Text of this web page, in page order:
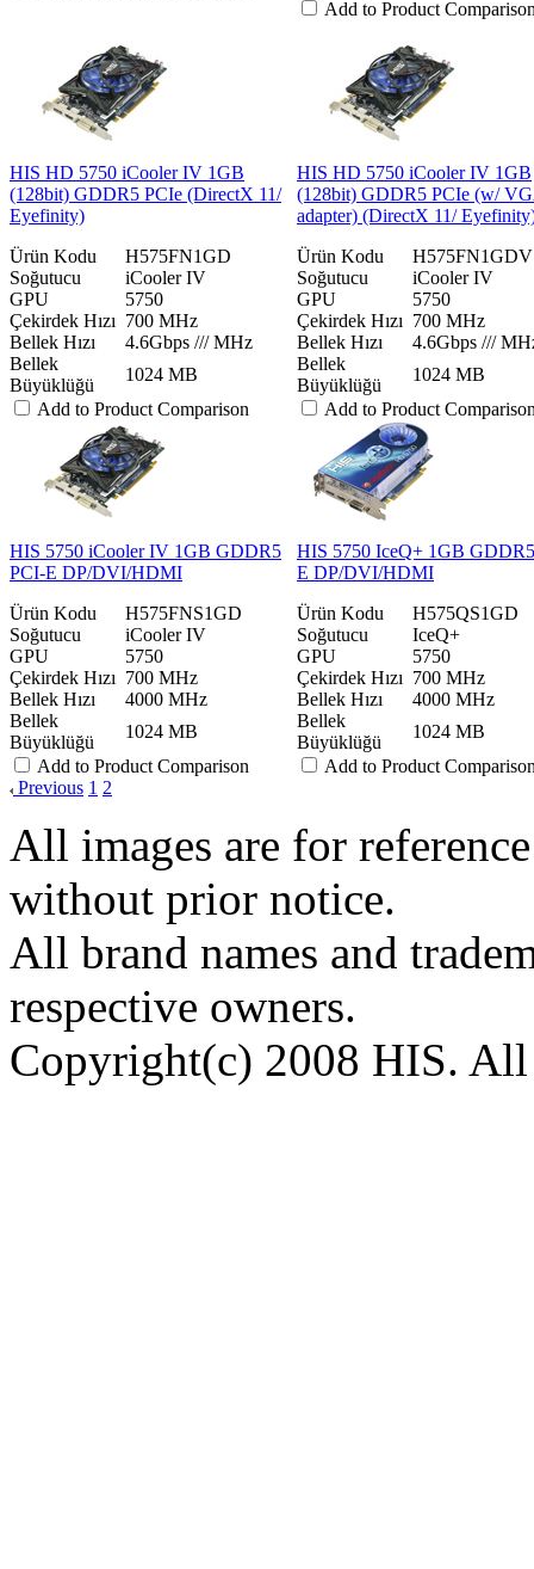
Add to Product
HIS HD 5750 iCooler IV 1GB
(128bit) GDDR5 PCIe (DirectX 11/
Eyefinity)
Ürün Kodu
H575FN1GD
Soğutucu
iCooler IV
GPU
5750
Çekirdek Hızı 700 MHz
Bellek Hızı
4.6Gbps /// MHz
Bellek
Büyüklüğü
1024 MB
Add to Product Comparison
HIS HD 5750 iCooler IV 1GB
(128bit) GDDR5 PCIe (w/
adapter) (DirectX 11/
Ürün Kodu
H575FN1GDV
Soğutucu
iCooler IV
GPU
5750
Çekirdek Hızı 700 MHz
Bellek Hızı
4.6Gbps ///
Bellek
Büyüklüğü
1024 MB
Add to Product
HIS 5750 iCooler IV 1GB GDDR5
PCI-E DP/DVI/HDMI
Ürün Kodu
H575FNS1GD
Soğutucu
iCooler IV
GPU
5750
Çekirdek Hızı 700 MHz
Bellek Hızı
4000 MHz
Bellek
Büyüklüğü
1024 MB
Add to Product Comparison
HIS 5750 IceQ+ 1GB
E DP/DVI/HDMI
Ürün Kodu
H575QS1GD
Soğutucu
IceQ+
GPU
5750
Çekirdek Hızı 700 MHz
Bellek Hızı
4000 MHz
Bellek
Büyüklüğü
1024 MB
Add to Product
Previous 1 2
All images are for
without prior notice.
All brand names and
respective owners.
Copyright(c) 2008 HIS. All